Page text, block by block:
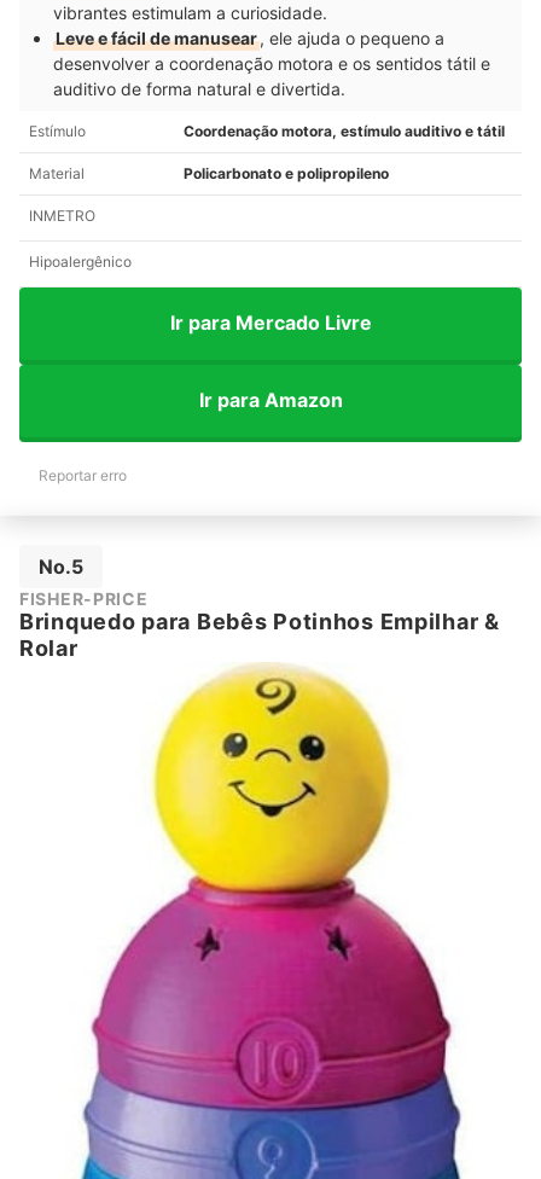
vibrantes estimulam a curiosidade.
Leve e fácil de manusear, ele ajuda o pequeno a
desenvolver a coordenação motora e os sentidos tátil e
auditivo de forma natural e divertida.
Estímulo Coordenação motora, estímulo auditivo e tátil
Material Policarbonato e polipropileno
INMETRO
Hipoalergênico
Ir para Mercado Livre
Ir para Amazon
Reportar erro
No.5
FISHER-PRICE
Brinquedo para Bebês Potinhos Empilhar &
Rolar